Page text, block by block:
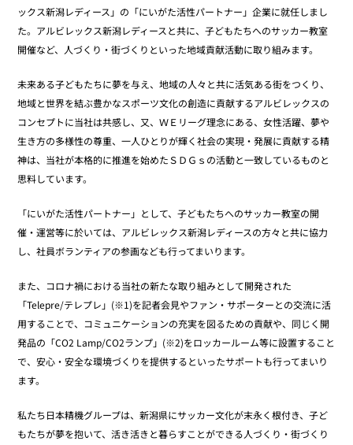
ックス新潟レディース」の「にいがた活性パートナー」企業に就任しまし
た。アルビレックス新潟レディースと共に、子どもたちへのサッカー教室
開催など、人づくり・街づくりといった地域貢献活動に取り組みます。
未来ある子どもたちに夢を与え、地域の人々と共に活気ある街をつくり、
地域と世界を結ぶ豊かなスポーツ文化の創造に貢献するアルビレックスの
コンセプトに当社は共感し、又、ＷＥリーグ理念にある、女性活躍、夢や
生き方の多様性の尊重、一人ひとりが輝く社会の実現・発展に貢献する精
神は、当社が本格的に推進を始めたＳＤＧｓの活動と一致しているものと
思料しています。
「にいがた活性パートナー」として、子どもたちへのサッカー教室の開
催・運営等に於いては、アルビレックス新潟レディースの方々と共に協力
し、社員ボランティアの参画なども行ってまいります。
また、コロナ禍における当社の新たな取り組みとして開発された
「Telepre/テレプレ」(※1)を記者会見やファン・サポーターとの交流に活
用することで、コミュニケーションの充実を図るための貢献や、同じく開
発品の「CO2 Lamp/CO2ランプ」(※2)をロッカールーム等に設置すること
で、安心・安全な環境づくりを提供するといったサポートも行ってまいり
ます。
私たち日本精機グループは、新潟県にサッカー文化が末永く根付き、子ど
もたちが夢を抱いて、活き活きと暮らすことができる人づくり・街づくり